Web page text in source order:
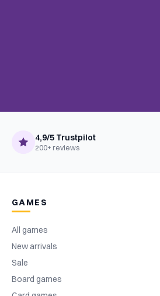
4,9/5 Trustpilot
200+ reviews
GAMES
All games
New arrivals
Sale
Board games